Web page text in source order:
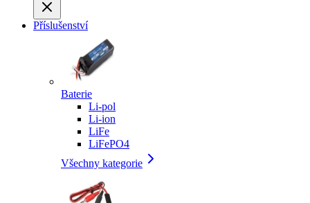
Příslušenství
Baterie
Li-pol
Li-ion
LiFe
LiFePO4
Všechny kategorie